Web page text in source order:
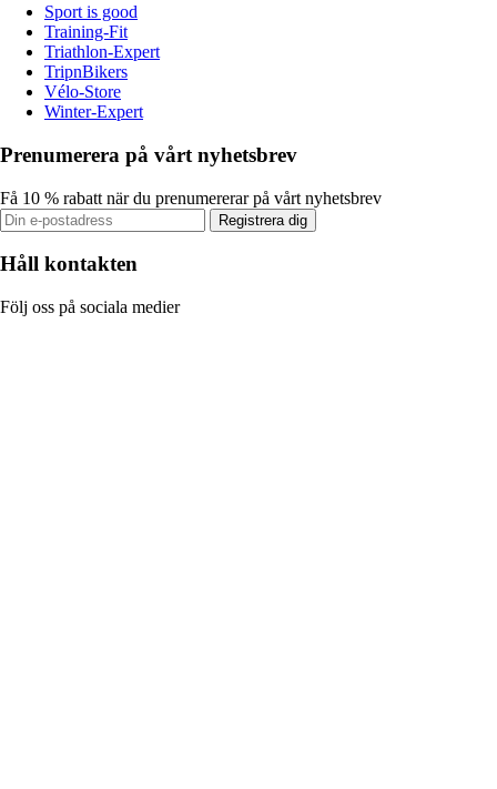
Sport is good
Training-Fit
Triathlon-Expert
TripnBikers
Vélo-Store
Winter-Expert
Prenumerera på vårt nyhetsbrev
Få 10 % rabatt när du prenumererar på vårt nyhetsbrev
Registrera dig
Håll kontakten
Följ oss på sociala medier